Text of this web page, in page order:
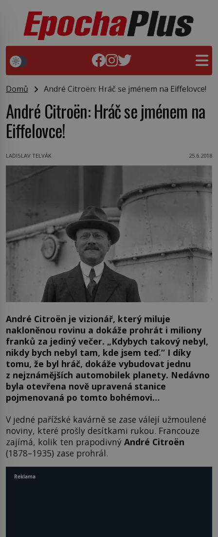
Domů André Citroën: Hráč se jménem na Eiffelovce!
André Citroën: Hráč se jménem na
Eiffelovce!
LADISLAV TELVÁK 25.6.2018
André Citroën je vizionář, který miluje
nakloněnou rovinu a dokáže prohrát i miliony
franků za jediný večer. „Kdybych takový nebyl,
nikdy bych nebyl tam, kde jsem teď.“ I díky
tomu, že byl hráč, dokáže vybudovat jednu
z nejznámějších automobilek planety. Nedávno
byla otevřena nově upravená stanice
pojmenovaná po tomto bohémovi…
V jedné pařížské kavárně se zase válejí užmoulené
noviny, které prošly desítkami rukou. Francouze
zajímá, kolik ten prapodivný André Citroën
(1878–1935) zase prohrál.
Reklama